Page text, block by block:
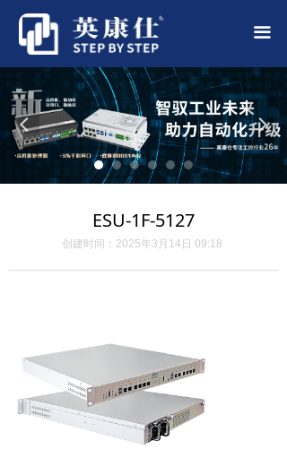
끀
首页
公司简介
产品中心
应用案例
新闻中心
넳 넲
ESU-1F-5127
创建时间： 2025年3月14日 09:18